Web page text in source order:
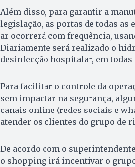
Além disso, para garantir a
legislação, as portas de todas as
ar ocorrerá com frequência,
Diariamente será realizado o
desinfecção hospitalar, em todas
Para facilitar o controle da
sem impactar na segurança,
canais online (redes sociais e
atender os clientes do grupo de
De acordo com o
o shopping irá incentivar o